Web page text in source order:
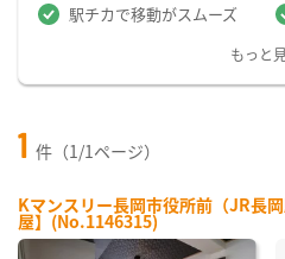
駅チカで移動がスムーズ
もっと
1 件（1/1ページ）
Kマンスリー長岡市役所前（JR長
屋】(No.1146315)